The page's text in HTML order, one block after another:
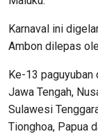
Karnaval ini
Ambon dilepas
Ke-13 paguyuban
Jawa Tengah,
Sulawesi
Tionghoa, Papua